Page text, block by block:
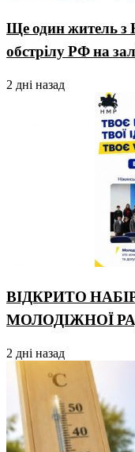
Ще один житель з
обстрілу РФ на
2 дні назад
ВІДКРИТО
МОЛОДІЖНОЇ
2 дні назад